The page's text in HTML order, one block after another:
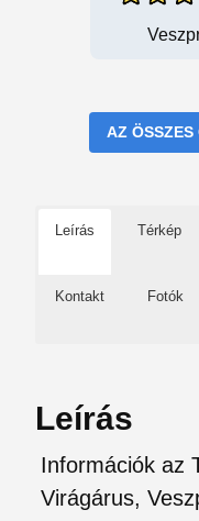
AZ ÖSSZES
Leírás Térkép
Kontakt Fotók
Leírás
Információk az
Virágárus,